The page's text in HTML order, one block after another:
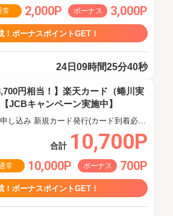
常 2,000P ボーナス 3,000P
！ボーナスポイントGET！
24日09時間25分40秒
円相当！】楽天カード（蜷川実
JCBキャンペーン実施中】
JCBブランドの申し込み 新規カード発行(カード到着必須)
合計 10,700P
常 10,000P ボーナス 700P
！ボーナスポイントGET！